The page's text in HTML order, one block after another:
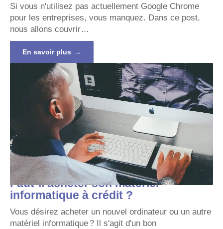
Si vous n'utilisez pas actuellement Google Chrome
pour les entreprises, vous manquez. Dans ce post,
nous allons couvrir…
En savoir plus
Faut-il acheter son matériel
informatique à crédit ?
Vous désirez acheter un nouvel ordinateur ou un autre
matériel informatique ? Il s'agit d'un bon